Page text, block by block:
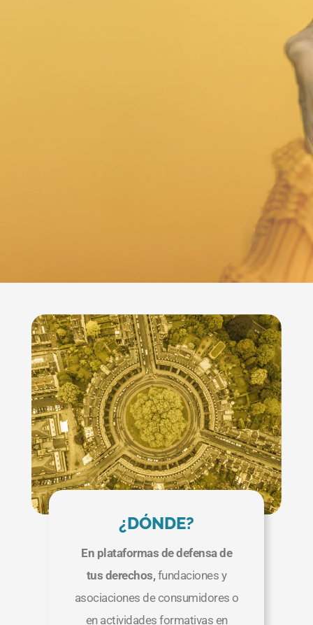
Participación
Económica?
Participación Económica es
defender tus derechos económicos,
acceder al empleo y emprendimiento,
formarte financieramente y gestionar
tus recursos con autonomía. Es
reivindicar pensiones dignas, aportar
tu experiencia al mercado laboral y
ser parte activa de una economía
que reconoce y valora tu
contribución.
Implica, no ser solo
consumidores y consumidoras, sino
personas activas que influyen en
cómo se produce, se distribuye y se
¿DÓNDE?
En plataformas de defensa de
tus derechos, fundaciones y
asociaciones de consumidores o
en actividades formativas en